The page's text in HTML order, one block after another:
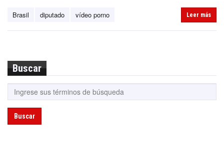
Brasil diputado vídeo porno Leer más
Buscar
Buscar